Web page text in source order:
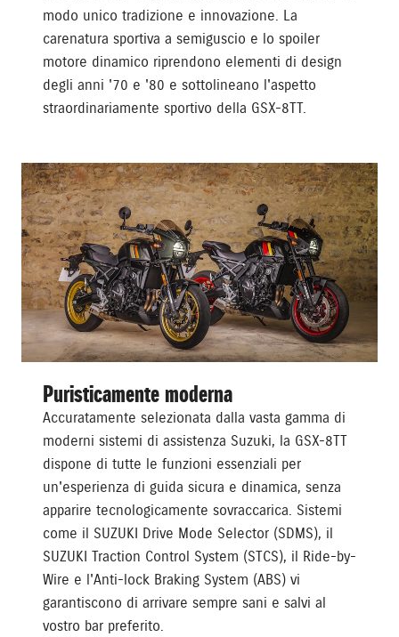
modo unico tradizione e innovazione. La
carenatura sportiva a semiguscio e lo spoiler
motore dinamico riprendono elementi di design
degli anni '70 e '80 e sottolineano l'aspetto
straordinariamente sportivo della GSX-8TT.
Puristicamente moderna
Accuratamente selezionata dalla vasta gamma di
moderni sistemi di assistenza Suzuki, la GSX-8TT
dispone di tutte le funzioni essenziali per
un'esperienza di guida sicura e dinamica, senza
apparire tecnologicamente sovraccarica. Sistemi
come il SUZUKI Drive Mode Selector (SDMS), il
SUZUKI Traction Control System (STCS), il Ride-by-
Wire e l'Anti-lock Braking System (ABS) vi
garantiscono di arrivare sempre sani e salvi al
vostro bar preferito.